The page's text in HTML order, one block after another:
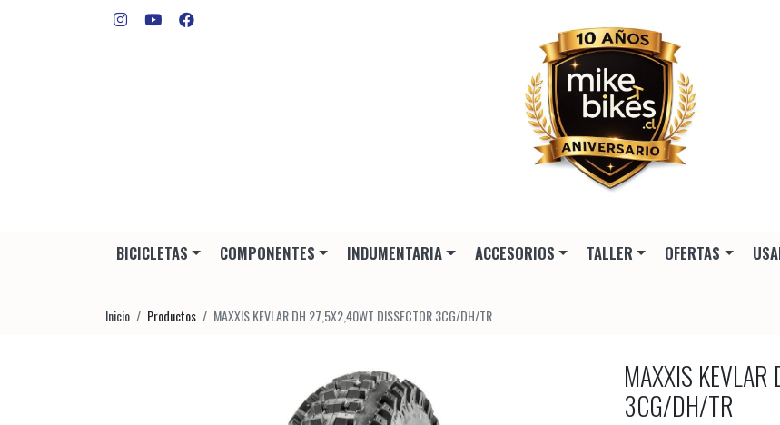
BICICLETAS COMPONENTES INDUMENTARIA ACCESORIOS TALLER OFERTAS
Inicio Productos MAXXIS KEVLAR DH 27,5X2,40WT DISSECTOR 3CG/DH/TR
MAXXIS
3CG/DH/TR